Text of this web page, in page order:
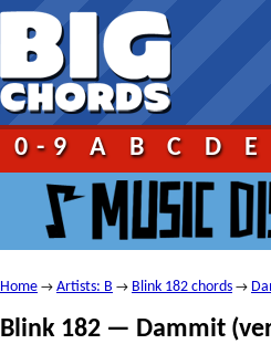
0-9 A B C D E
Home → Artists: B → Blink 182 chords →
Blink 182 — Dammit